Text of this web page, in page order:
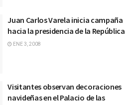
Juan Carlos Varela inicia campaña
hacia la presidencia de la República
ENE 3, 2008
Visitantes observan decoraciones
navideñas en el Palacio de las